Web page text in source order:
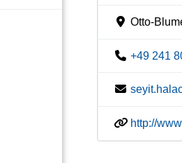
Otto-
+49 241
http://